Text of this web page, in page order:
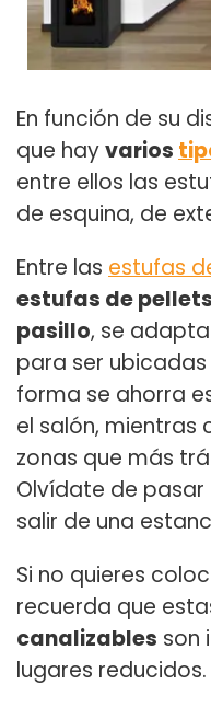
En función de su
que hayvarios
entre ellos las
de esquina, de
Entre las estufas
estufas de
pasillo, se
para ser ubicadas
forma se ahorra
el salón, mientras
zonas que más
Olvídate de
salir de una
Si no quieres
recuerda que
canalizables son
lugares reducidos.